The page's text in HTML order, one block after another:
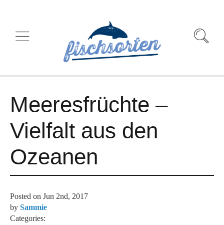
Meeresfrüchte –
Vielfalt aus den
Ozeanen
Posted on Jun 2nd, 2017
by Sammie
Categories: